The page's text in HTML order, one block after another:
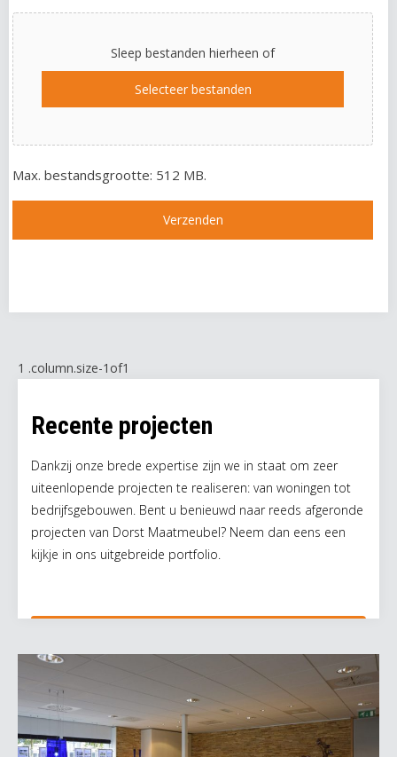
Sleep bestanden hierheen of
Selecteer bestanden
Max. bestandsgrootte: 512 MB.
Recente projecten
Dankzij onze brede expertise zijn we in staat om zeer
uiteenlopende projecten te realiseren: van woningen tot
bedrijfsgebouwen. Bent u benieuwd naar reeds afgeronde
projecten van Dorst Maatmeubel? Neem dan eens een
kijkje in ons uitgebreide portfolio.
Offerte aanvragen